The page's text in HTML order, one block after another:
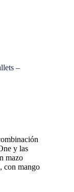
–
y las
mazo
con mango